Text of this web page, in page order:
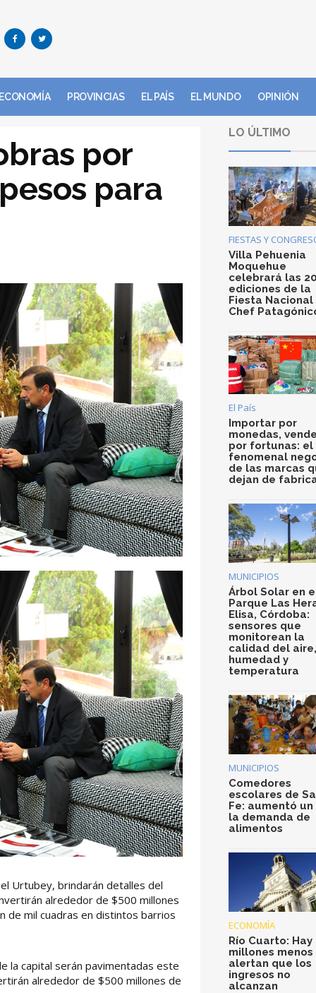
PROVINCIAS EL PAÍS EL MUNDO OPINIÓN
por
para
Urtubey, brindarán detalles del
alrededor de $500 millones
de mil cuadras en distintos barrios
la capital serán pavimentadas este
alrededor de $500 millones de
LO ÚLTIMO
FIESTAS Y
Villa Pehuenia
Moquehue
celebrará las
ediciones de la
Fiesta
Chef
El País
Importar por
monedas,
por fortunas: el
fenomenal
de las marcas
dejan de
MUNICIPIOS
Árbol Solar en
Parque Las
Elisa, Córdoba:
sensores que
monitorean la
calidad del aire,
humedad y
temperatura
MUNICIPIOS
Comedores
escolares de
Fe: aumentó un
la demanda de
alimentos
ECONOMÍA
Río Cuarto: Hay
millones menos
alertan que los
ingresos no
alcanzan